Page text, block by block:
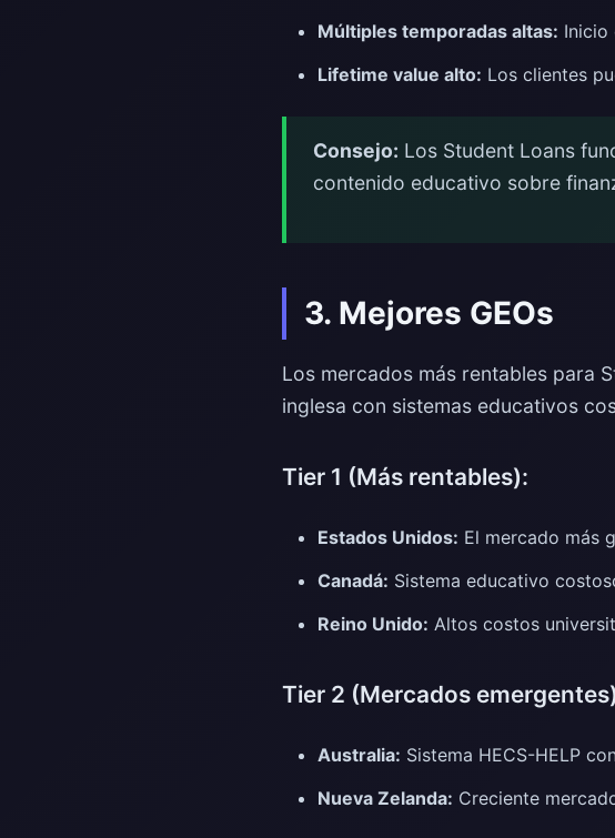
Múltiples temporadas altas: Inicio
Lifetime value alto: Los clientes
Consejo: Los Student Loans
contenido educativo sobre
3. Mejores GEOs
Los mercados más rentables para
inglesa con sistemas educativos
Tier 1 (Más rentables):
Estados Unidos: El mercado más
Canadá: Sistema educativo
Reino Unido: Altos costos
Tier 2 (Mercados
Australia: Sistema HECS-HELP
Nueva Zelanda: Creciente